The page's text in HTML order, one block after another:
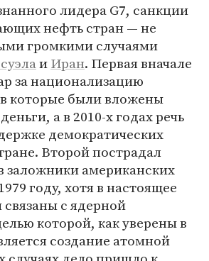
лидера G7, санкции
нефть стран — не
громкими случаями
иИран. Первая вначале
за национализацию
которые были вложены
а в 2010-х годах речь
демократических
Второй пострадал
заложники американских
году, хотя в настоящее
с ядерной
которой, как уверены в
создание атомной